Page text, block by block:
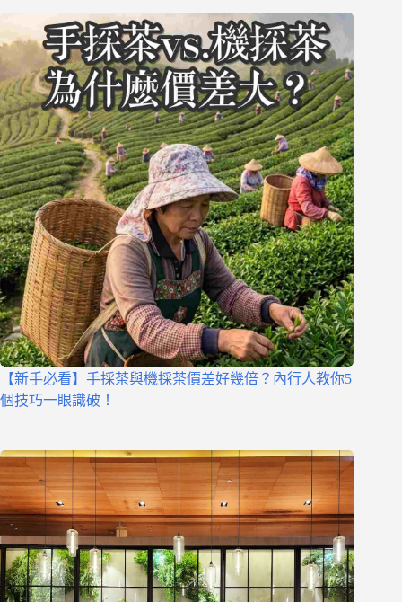
【新手必看】手採茶與機採茶價差好幾倍？內行人教你5
個技巧一眼識破！